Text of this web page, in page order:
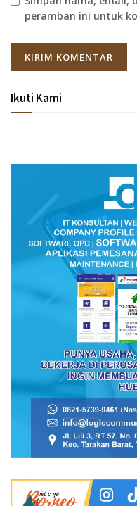
peramban ini untuk
Ikuti Kami